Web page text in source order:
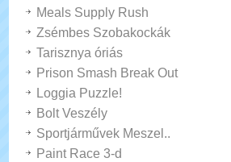
Meals Supply Rush
Zsémbes Szobakockák
Tarisznya óriás
Prison Smash Break Out
Loggia Puzzle!
Bolt Veszély
Sportjárművek Meszel..
Paint Race 3-d